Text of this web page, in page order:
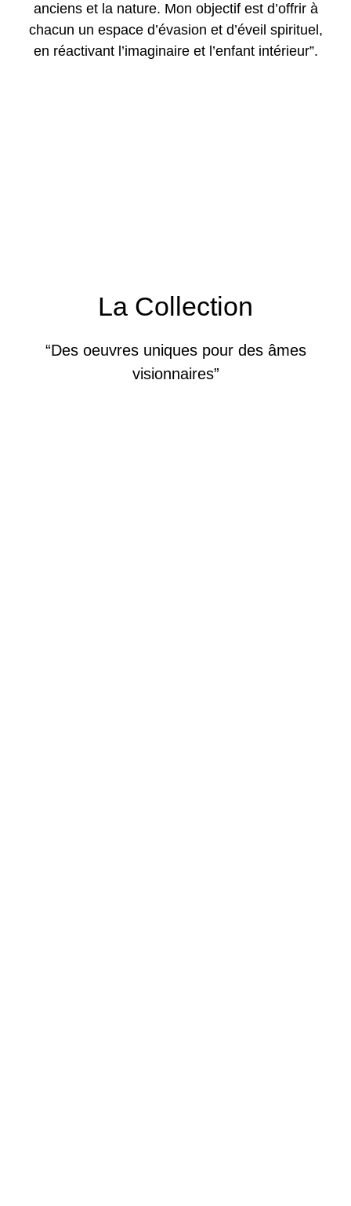
anciens et la nature. Mon objectif est d’offrir à
chacun un espace d’évasion et d’éveil spirituel,
en réactivant l’imaginaire et l’enfant intérieur”.
La Collection
“Des oeuvres uniques pour des âmes
visionnaires”